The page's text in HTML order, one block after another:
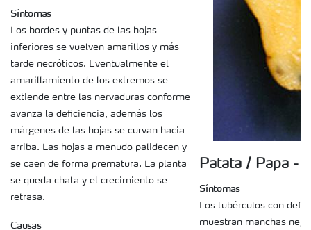
Síntomas
Los bordes y puntas de las hojas
inferiores se vuelven amarillos y más
tarde necróticos. Eventualmente el
amarillamiento de los extremos se
extiende entre las nervaduras conforme
avanza la deficiencia, además los
márgenes de las hojas se curvan hacia
arriba. Las hojas a menudo palidecen y
se caen de forma prematura. La planta
se queda chata y el crecimiento se
retrasa.
Causas
Patata / Papa -
Síntomas
Los tubérculos con
muestran manchas